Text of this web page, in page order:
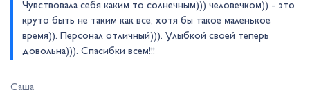
Чувствовала себя каким то солнечным))) человечком)) - это
круто быть не таким как все, хотя бы такое маленькое
время)). Персонал отличный))). Улыбкой своей теперь
довольна))). Спасибки всем!!!
Саша